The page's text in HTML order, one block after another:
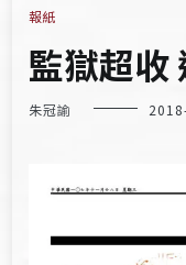
報紙
監獄超收
朱冠諭